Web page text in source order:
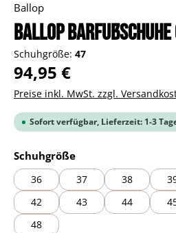
Ballop
BALLOP
Schuhgröße: 47
Regulärer Preis:
94,95 €
Preise inkl. MwSt. zzgl.
Sofort verfügbar, Lieferzeit: 1-3
Schuhgrößeauswählen
36 37 38
42
43 44
48